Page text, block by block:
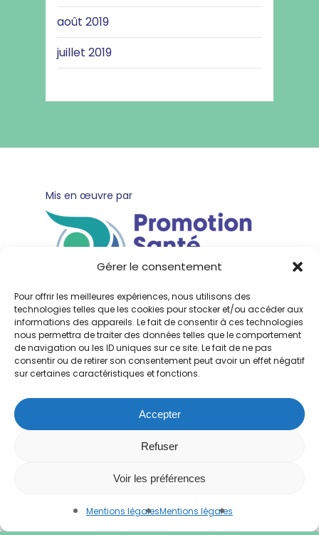
Gérer le consentement
Pour offrir les meilleures expériences, nous utilisons des
technologies telles que les cookies pour stocker et/ou accéder aux
informations des appareils. Le fait de consentir à ces technologies
nous permettra de traiter des données telles que le comportement
de navigation ou les ID uniques sur ce site. Le fait de ne pas
consentir ou de retirer son consentement peut avoir un effet négatif
sur certaines caractéristiques et fonctions.
Accepter
Refuser
Voir les préférences
Mentions légalesMentions légales
août 2019
juillet 2019
pied
de
page
Mis en œuvre par